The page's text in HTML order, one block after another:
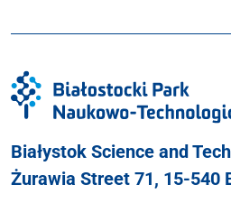
Białystok Science and
Żurawia Street 71, 15-540